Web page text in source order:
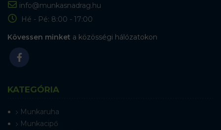
info@munkasnadrag.hu
Hé - Pé: 8:00 - 17:00
Kövessen minket a közösségi hálózatokon
KATEGÓRIA
Munkaruha
Munkacipő